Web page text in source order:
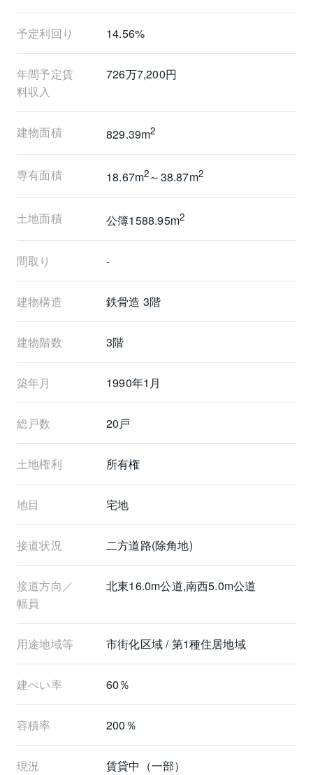
予定利回り 14.56%
年間予定賃
料収入
726万7,200円
建物面積 829.39m2
専有面積 18.67m2～38.87m2
土地面積 公簿1588.95m2
間取り -
建物構造 鉄骨造 3階
建物階数 3階
築年月 1990年1月
総戸数 20戸
土地権利 所有権
地目 宅地
接道状況 二方道路(除角地)
接道方向／
幅員
北東16.0m公道,南西5.0m公道
用途地域等 市街化区域 / 第1種住居地域
建ぺい率 60％
容積率 200％
現況 賃貸中（一部）